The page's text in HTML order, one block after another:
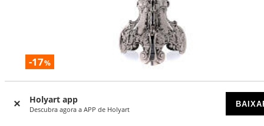
Holyart app
Descubra agora a APP de Holyart
-17%
DISPONÍVEL